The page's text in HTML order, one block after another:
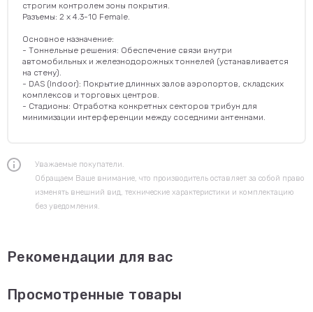
строгим контролем зоны покрытия.
Разъемы: 2 x 4.3-10 Female.
Основное назначение:
- Тоннельные решения: Обеспечение связи внутри
автомобильных и железнодорожных тоннелей (устанавливается
на стену).
- DAS (Indoor): Покрытие длинных залов аэропортов, складских
комплексов и торговых центров.
- Стадионы: Отработка конкретных секторов трибун для
минимизации интерференции между соседними антеннами.
Уважаемые покупатели.
Обращаем Ваше внимание, что производитель оставляет за собой право
изменять внешний вид, технические характеристики и комплектацию
без уведомления.
Рекомендации для вас
Просмотренные товары